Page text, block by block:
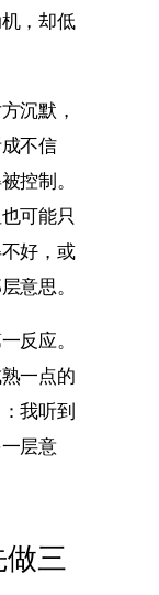
，却低
沉默，
不信
控制。
可能只
好，或
意思。
反应。
一点的
我听到
层意
三